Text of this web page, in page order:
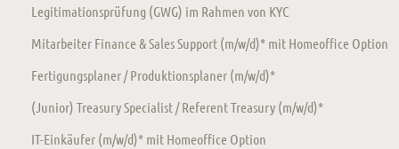
Legitimationsprüfung (GWG) im Rahmen von KYC
Mitarbeiter Finance & Sales Support (m/w/d)* mit Homeoffice Option
Fertigungsplaner / Produktionsplaner (m/w/d)*
(Junior) Treasury Specialist / Referent Treasury (m/w/d)*
IT-Einkäufer (m/w/d)* mit Homeoffice Option